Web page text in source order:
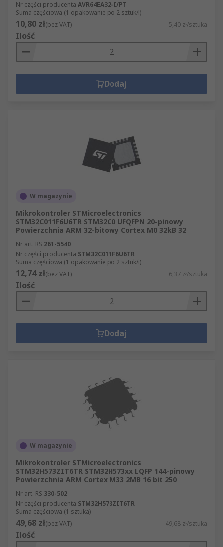
Nr części producenta AVR64EA32-I/PT
Suma częściowa (1 opakowanie po 2 sztuk/i)
10,80 zł(bez VAT) 5,40 zł/sztuka
Ilość
Dodaj
W magazynie
Mikrokontroler STMicroelectronics
STM32C011F6U6TR STM32C0 UFQFPN 20-pinowy
Powierzchnia ARM 32-bitowy Cortex M0 32kB 32
Nr art. RS 261-5540
Nr części producenta STM32C011F6U6TR
Suma częściowa (1 opakowanie po 2 sztuk/i)
12,74 zł(bez VAT) 6,37 zł/sztuka
Ilość
Dodaj
W magazynie
Mikrokontroler STMicroelectronics
STM32H573ZIT6TR STM32H573xx LQFP 144-pinowy
Powierzchnia ARM Cortex M33 2MB 16 bit 250
Nr art. RS 330-502
Nr części producenta STM32H573ZIT6TR
Suma częściowa (1 sztuka)
49,68 zł(bez VAT) 49,68 zł/sztuka
Ilość